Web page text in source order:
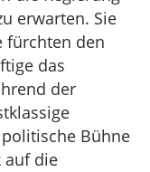
erwarten. Sie
fürchten den
das
der
Bühne
auf die